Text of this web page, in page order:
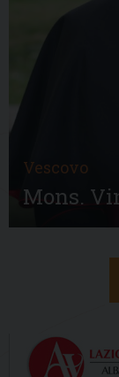
Vescovo
Mons.